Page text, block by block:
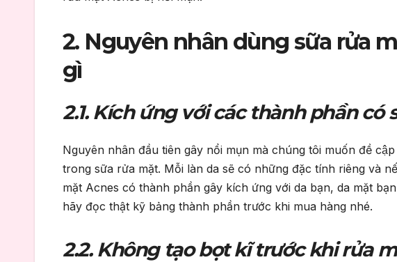
2. Nguyên nhân dùng sữa rửa
gì
2.1. Kích ứng với các thành phần có
Nguyên nhân đầu tiên gây nổi mụn mà chúng tôi muốn đề
trong sữa rửa mặt. Mỗi làn da sẽ có những đặc tính riêng và
mặt Acnes có thành phần gây kích ứng với da bạn, da mặt
hãy đọc thật kỹ bảng thành phần trước khi mua hàng nhé.
2.2. Không tạo bọt kĩ trước khi rửa